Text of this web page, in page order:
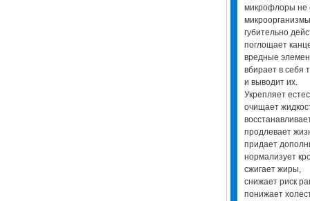
микрофлоры не
губительно
поглощает
вредные
вбирает в себя
и выводит их.
Укрепляет
очищает
продлевает
придает
нормализует
сжигает жиры,
снижает риск
понижает